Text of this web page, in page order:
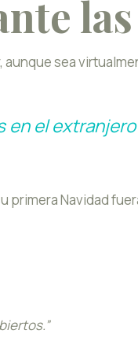
sea
en el extranjero
primera Navidad